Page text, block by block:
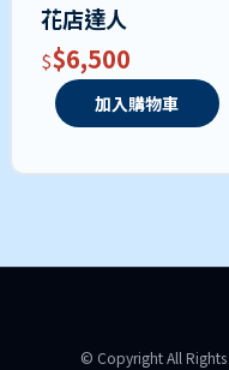
花店達人
$6,500
加入購物車
© Copyright All Rights